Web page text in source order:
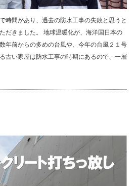
時間があり、過去の防水工事の失敗と思うと
だきました。 地球温暖化が、海洋国日本の
年前からの多めの台風や、今年の台風２１号
古い家屋は防水工事の時期にあるので、一層